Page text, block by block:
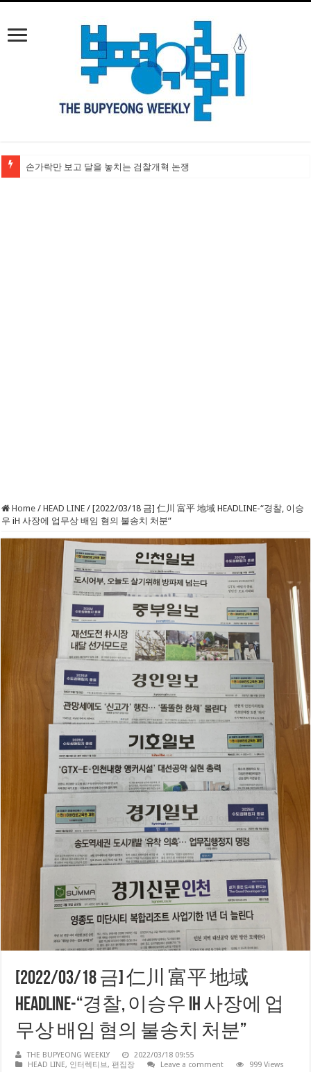
손가락만 보고 달을 놓치는 검찰개혁 논쟁
Home / HEAD LINE / [2022/03/18 금] 仁川 富平 地域 HEADLINE-“경찰, 이승
우 iH 사장에 업무상 배임 혐의 불송치 처분”
[2022/03/18 금] 仁川 富平 地域
HEADLINE-“경찰, 이승우 iH 사장에 업
무상 배임 혐의 불송치 처분”
THE BUPYEONG WEEKLY
2022/03/18 09:55
HEAD LINE, 인터렉티브,편집장 Leave a comment 999 Views